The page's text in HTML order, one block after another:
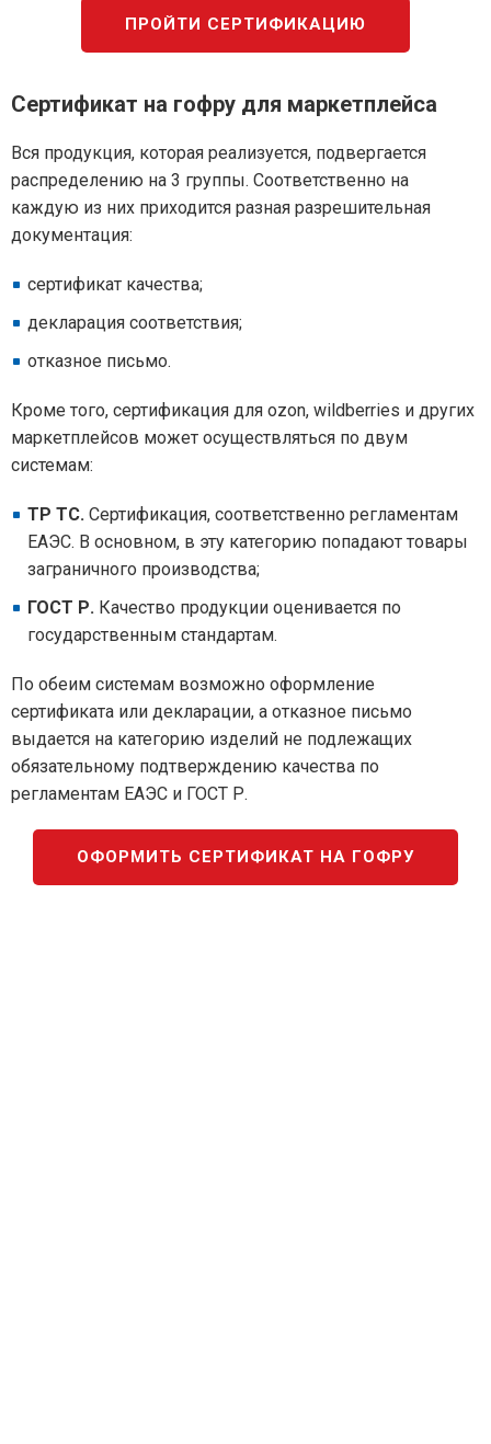
ПРОЙТИ СЕРТИФИКАЦИЮ
Сертификат на гофру для маркетплейса
Вся продукция, которая реализуется, подвергается
распределению на 3 группы. Соответственно на
каждую из них приходится разная разрешительная
документация:
сертификат качества;
декларация соответствия;
отказное письмо.
Кроме того, сертификация для ozon, wildberries и других
маркетплейсов может осуществляться по двум
системам:
ТР ТС. Сертификация, соответственно регламентам
ЕАЭС. В основном, в эту категорию попадают товары
заграничного производства;
ГОСТ Р. Качество продукции оценивается по
государственным стандартам.
По обеим системам возможно оформление
сертификата или декларации, а отказное письмо
выдается на категорию изделий не подлежащих
обязательному подтверждению качества по
регламентам ЕАЭС и ГОСТ Р.
ОФОРМИТЬ СЕРТИФИКАТ НА ГОФРУ